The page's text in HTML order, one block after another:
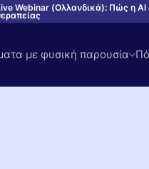
Webinar (Ολλανδικά): Πώς η AI
με φυσική παρουσία